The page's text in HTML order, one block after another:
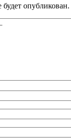
опубликован.